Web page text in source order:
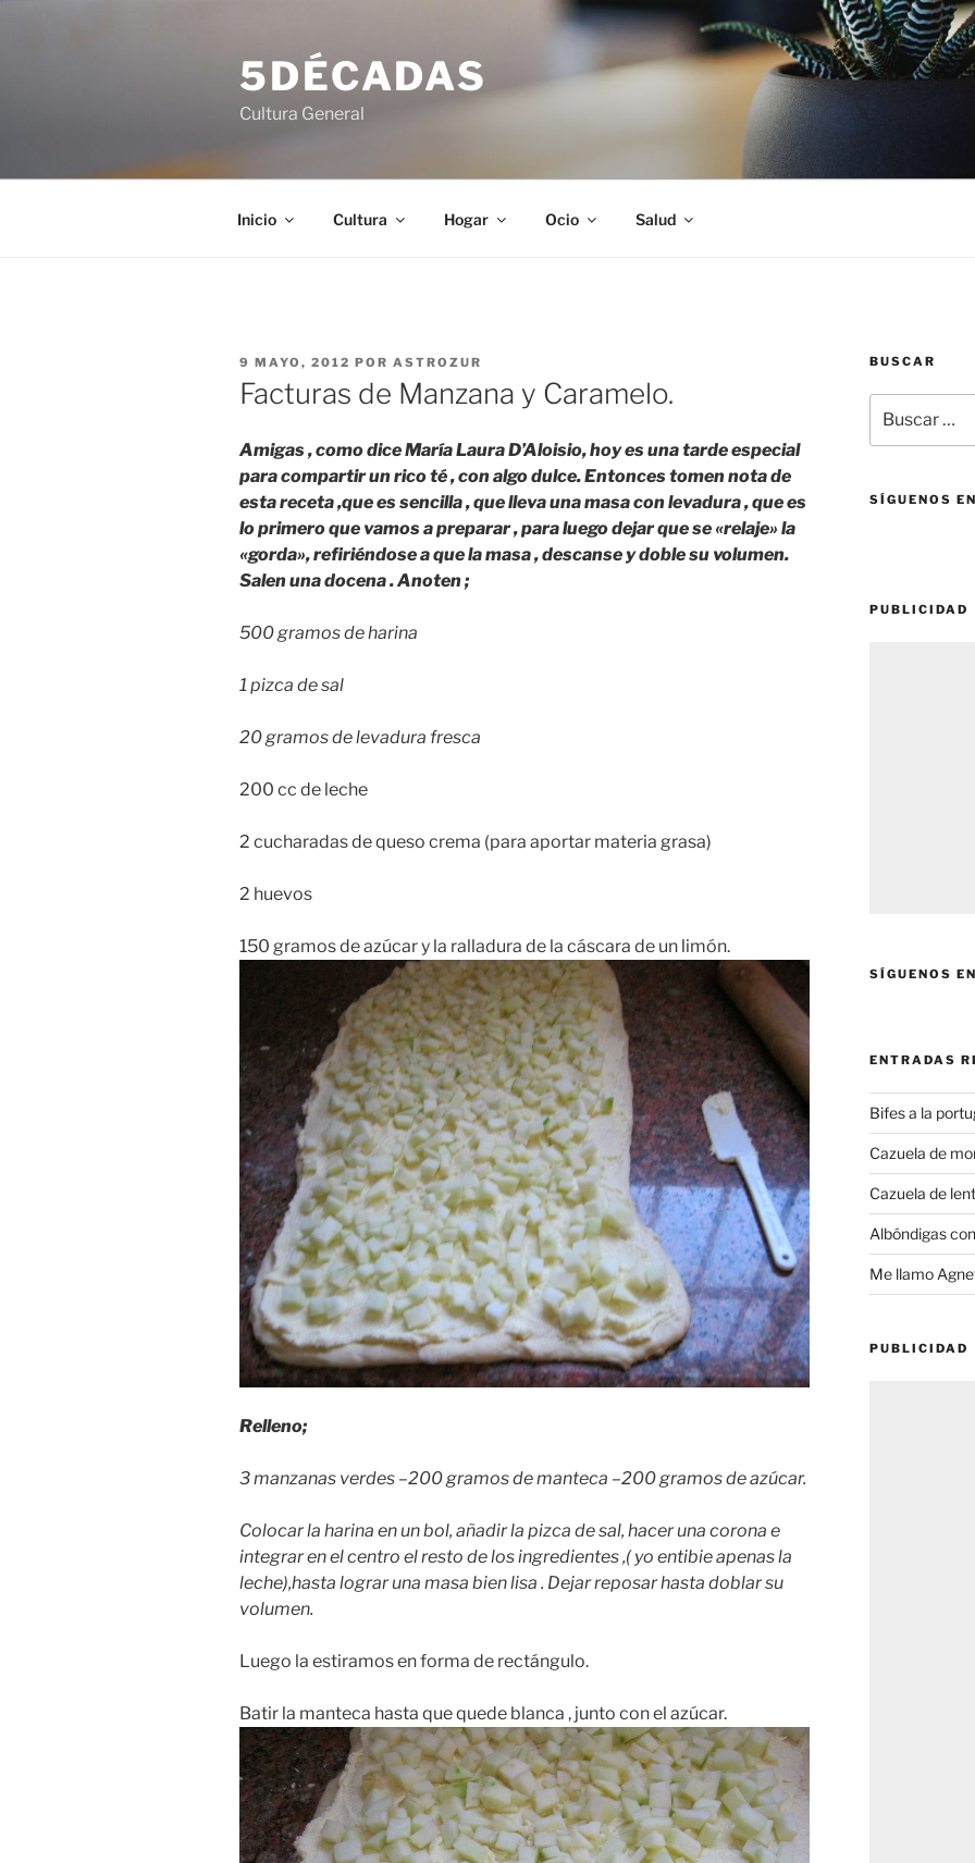
5DÉCADAS
Cultura General
Inicio Cultura Hogar Ocio Salud
PUBLICADO
EL
9 MAYO, 2012 POR ASTROZUR
Facturas de Manzana y Caramelo.
Amigas , como dice María Laura D’Aloisio, hoy es una tarde especial
para compartir un rico té , con algo dulce. Entonces tomen nota de
esta receta ,que es sencilla , que lleva una masa con levadura , que es
lo primero que vamos a preparar , para luego dejar que se «relaje» la
«gorda», refiriéndose a que la masa , descanse y doble su volumen.
Salen una docena . Anoten ;
500 gramos de harina
1 pizca de sal
20 gramos de levadura fresca
200 cc de leche
2 cucharadas de queso crema (para aportar materia grasa)
2 huevos
150 gramos de azúcar y la ralladura de la cáscara de un limón.
Relleno;
3 manzanas verdes –200 gramos de manteca –200 gramos de azúcar.
Colocar la harina en un bol, añadir la pizca de sal, hacer una corona e
integrar en el centro el resto de los ingredientes ,( yo entibie apenas la
leche),hasta lograr una masa bien lisa . Dejar reposar hasta doblar su
volumen.
Luego la estiramos en forma de rectángulo.
Batir la manteca hasta que quede blanca , junto con el azúcar.
BUSCAR
por:
SÍGUENOS
PUBLICIDAD
SÍGUENOS
ENTRADAS
Bifes a la
Cazuela de
Cazuela de
Albóndigas
Me llamo
PUBLICIDAD